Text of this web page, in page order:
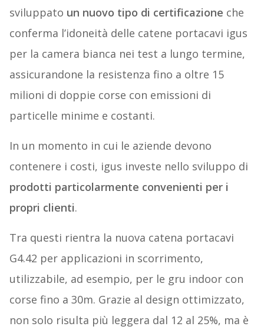
sviluppato un nuovo tipo di certificazione che
conferma l’idoneità delle catene portacavi igus
per la camera bianca nei test a lungo termine,
assicurandone la resistenza fino a oltre 15
milioni di doppie corse con emissioni di
particelle minime e costanti.
In un momento in cui le aziende devono
contenere i costi, igus investe nello sviluppo di
prodotti particolarmente convenienti per i
propri clienti.
Tra questi rientra la nuova catena portacavi
G4.42 per applicazioni in scorrimento,
utilizzabile, ad esempio, per le gru indoor con
corse fino a 30m. Grazie al design ottimizzato,
non solo risulta più leggera dal 12 al 25%, ma è